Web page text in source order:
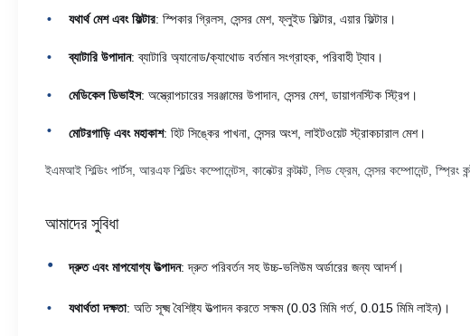
যথার্থ মেশ এবং ফিল্টার: স্পিকার গ্রিলস, সেন্সর মেশ, ফ্লুইড ফিল্টার, এয়ার ফিল্টার।
ব্যাটারি উপাদান: ব্যাটারি অ্যানোড/ক্যাথোড বর্তমান সংগ্রাহক, পরিবাহী ট্যাব।
মেডিকেল ডিভাইস: অস্ত্রোপচারের সরঞ্জামের উপাদান, সেন্সর মেশ, ডায়াগনস্টিক স্ট্রিপ।
মোটরগাড়ি এবং মহাকাশ: হিট সিঙ্কের পাখনা, সেন্সর অংশ, লাইটওয়েট স্ট্রাকচারাল মেশ।
ইএমআই শিল্ডিং পার্টস, আরএফ শিল্ডিং কম্পোনেন্টস, কানেক্টর কন্টাক্ট, লিড ফ্রেম, সেন্সর কম্পোনেন্ট,
আমাদের সুবিধা
দ্রুত এবং মাপযোগ্য উত্পাদন: দ্রুত পরিবর্তন সহ উচ্চ-ভলিউম অর্ডারের জন্য আদর্শ।
যথার্থতা দক্ষতা: অতি সূক্ষ্ম বৈশিষ্ট্য উত্পাদন করতে সক্ষম (0.03 মিমি গর্ত, 0.015 মিমি লাইন)।